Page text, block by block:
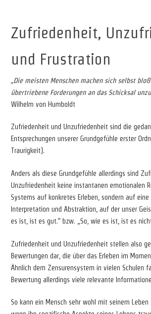
Zufriedenheit,
und Frustration
„Die meisten Menschen machen sich selbst bloß
übertriebene Forderungen an das Schicksal
Wilhelm von Humboldt
Zufriedenheit und Unzufriedenheit sind die
Entsprechungen unserer Grundgefühle erster
Traurigkeit).
Anders als diese Grundgefühle allerdings sind
Unzufriedenheit keine instantanen emotionalen
Systems auf konkretes Erleben, sondern auf eine
Interpretation und Abstraktion, auf der unser
es ist, ist es gut.“ bzw. „So, wie es ist, ist es
Zufriedenheit und Unzufriedenheit stellen also
Bewertungen dar, die über das Erleben im
Ähnlich dem Zensurensystem in vielen Schulen
Bewertung allerdings viele relevante
So kann ein Mensch sehr wohl mit seinem Leben